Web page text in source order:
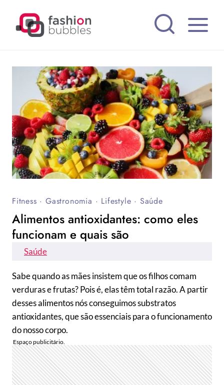
Fitness ·Gastronomia · Lifestyle · Saúde
Alimentos antioxidantes: como eles
funcionam e quais são
Saúde
Sabe quando as mães insistem que os filhos comam
verduras e frutas? Pois é, elas têm total razão. A partir
desses alimentos nós conseguimos substratos
antioxidantes, que são essenciais para o funcionamento
do nosso corpo.